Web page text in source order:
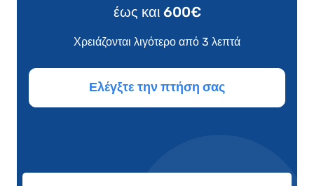
έως και 600€
Χρειάζονται λιγότερο από 3 λεπτά
Ελέγξτε την πτήση σας